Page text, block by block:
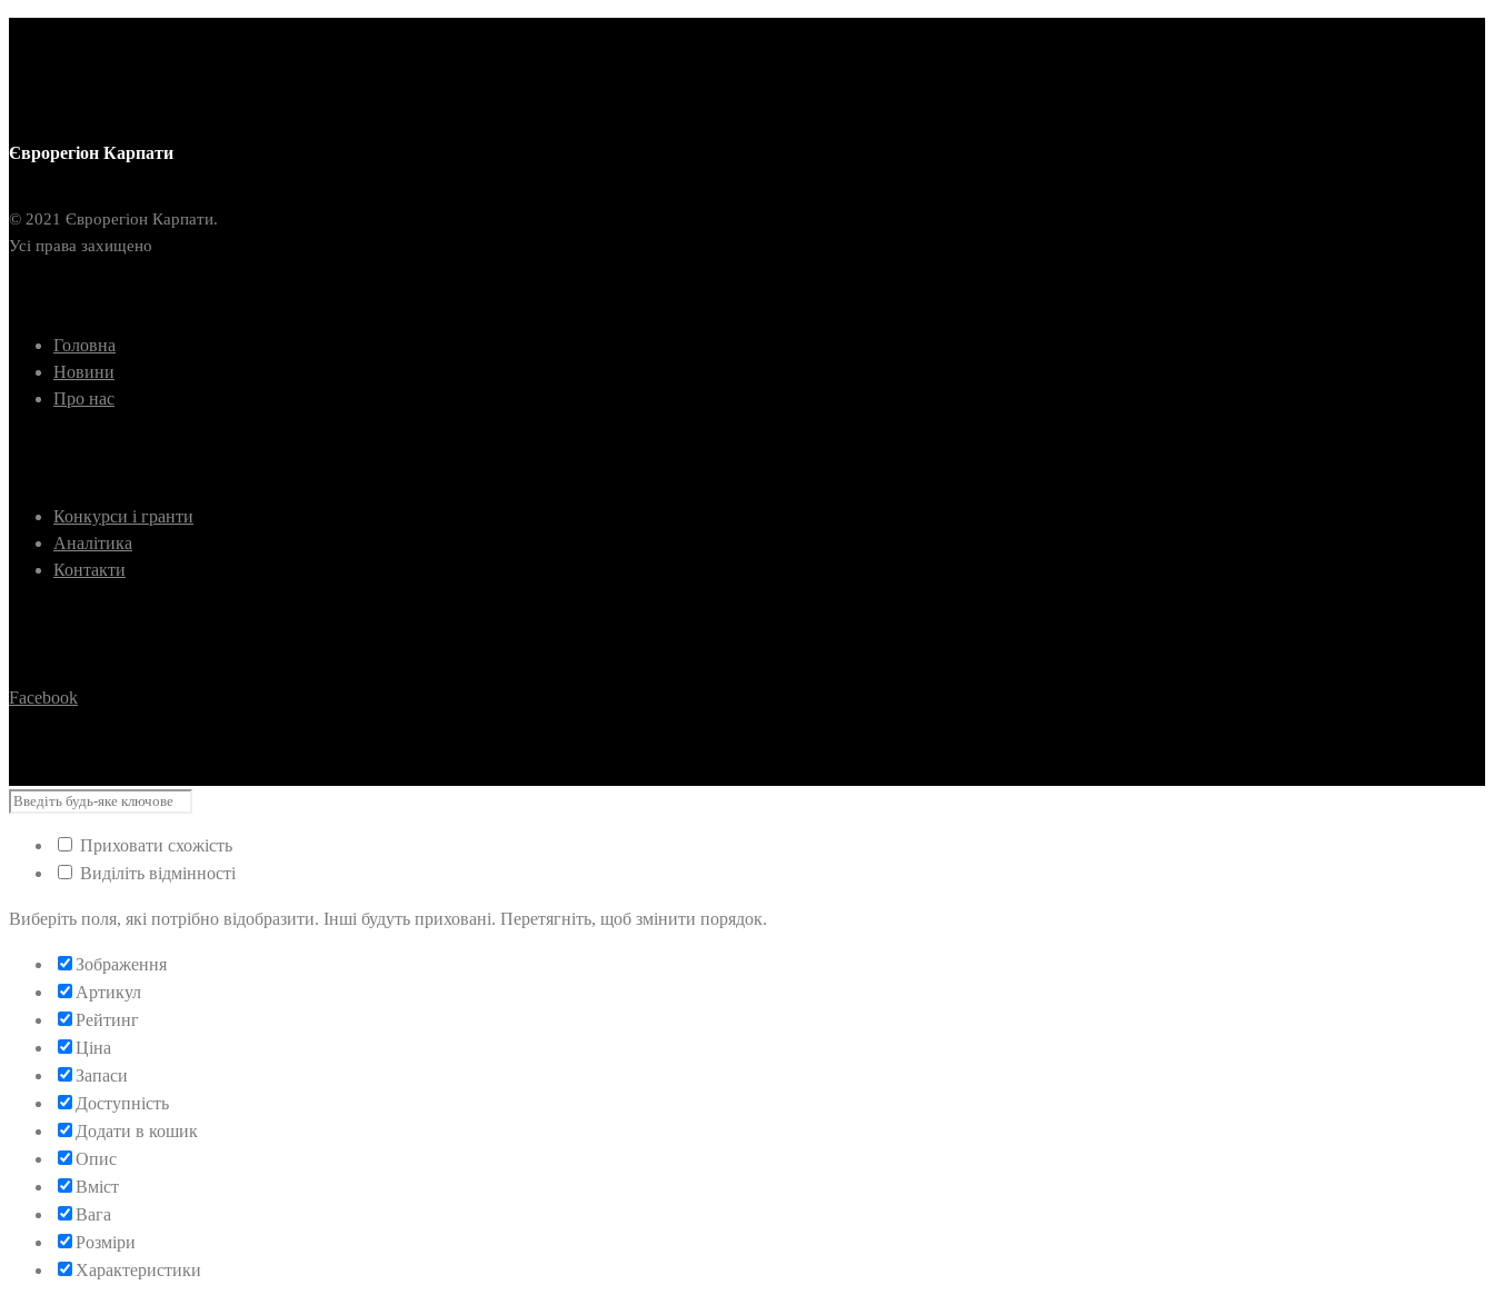
Єврорегіон Карпати
© 2021 Єврорегіон Карпати.
Усі права захищено
Головна
Новини
Про нас
Конкурси і гранти
Аналітика
Контакти
Facebook
Приховати схожість
Виділіть відмінності
Виберіть поля, які потрібно відобразити. Інші будуть приховані. Перетягніть, щоб змінити порядок.
Зображення
Артикул
Рейтинг
Ціна
Запаси
Доступність
Додати в кошик
Опис
Вміст
Вага
Розміри
Характеристики